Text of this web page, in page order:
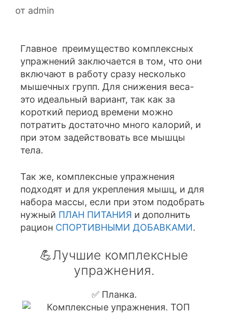
от admin
Главное преимущество комплексных
упражнений заключается в том, что они
включают в работу сразу несколько
мышечных групп. Для снижения веса-
это идеальный вариант, так как за
короткий период времени можно
потратить достаточно много калорий, и
при этом задействовать все мышцы
тела.
Так же, комплексные упражнения
подходят и для укрепления мышц, и для
набора массы, если при этом подобрать
нужный ПЛАН ПИТАНИЯ и дополнить
рацион СПОРТИВНЫМИ ДОБАВКАМИ.
💪Лучшие комплексные
упражнения.
✅ Планка.